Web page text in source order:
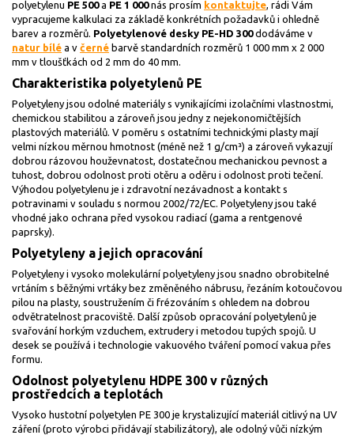
polyetylenu PE 500a PE 1 000nás prosím kontaktujte, rádi Vám
vypracujeme kalkulaci za základě konkrétních požadavků i ohledně
barev a rozměrů. Polyetylenové desky PE-HD 300dodáváme v
natur bílé a v černé barvě standardních rozměrů 1 000 mm x 2 000
mm v tloušťkách od 2 mm do 40 mm.
Charakteristika polyetylenů PE
Polyetyleny jsou odolné materiály s vynikajícími izolačními vlastnostmi,
chemickou stabilitou a zároveň jsou jedny z nejekonomičtějších
plastových materiálů. V poměru s ostatními technickými plasty mají
velmi nízkou měrnou hmotnost (méně než 1 g/cm³) a zároveň vykazují
dobrou rázovou houževnatost, dostatečnou mechanickou pevnost a
tuhost, dobrou odolnost proti otěru a oděru i odolnost proti tečení.
Výhodou polyetylenu je i zdravotní nezávadnost a kontakt s
potravinami v souladu s normou 2002/72/EC. Polyetyleny jsou také
vhodné jako ochrana před vysokou radiací (gama a rentgenové
paprsky).
Polyetyleny a jejich opracování
Polyetyleny i vysoko molekulární polyetyleny jsou snadno obrobitelné
vrtáním s běžnými vrtáky bez změněného nábrusu, řezáním kotoučovou
pilou na plasty, soustružením či frézováním s ohledem na dobrou
odvětratelnost pracoviště. Další způsob opracování polyetylenů je
svařování horkým vzduchem, extrudery i metodou tupých spojů. U
desek se používá i technologie vakuového tváření pomocí vakua přes
formu.
Odolnost polyetylenu HDPE 300 v různých
prostředcích a teplotách
Vysoko hustotní polyetylen PE 300 je krystalizující materiál citlivý na UV
záření (proto výrobci přidávají stabilizátory), ale odolný vůči nízkým